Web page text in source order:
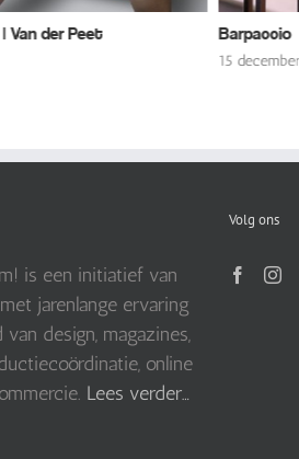
Barpaccio
is een initiatief van
jarenlange ervaring
design, magazines,
online
Lees verder…
Volg ons